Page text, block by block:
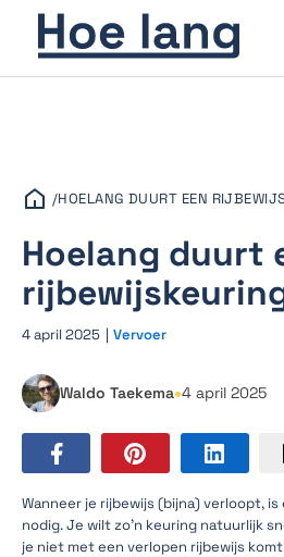
/HOELANG DUURT EEN
Hoelang duurt
4 april 2025 | Vervoer
Waldo Taekema•4 april 2025
Wanneer je rijbewijs (bijna) verloopt,
nodig. Je wilt zo’n keuring natuurlijk
je niet met een verlopen rijbewijs